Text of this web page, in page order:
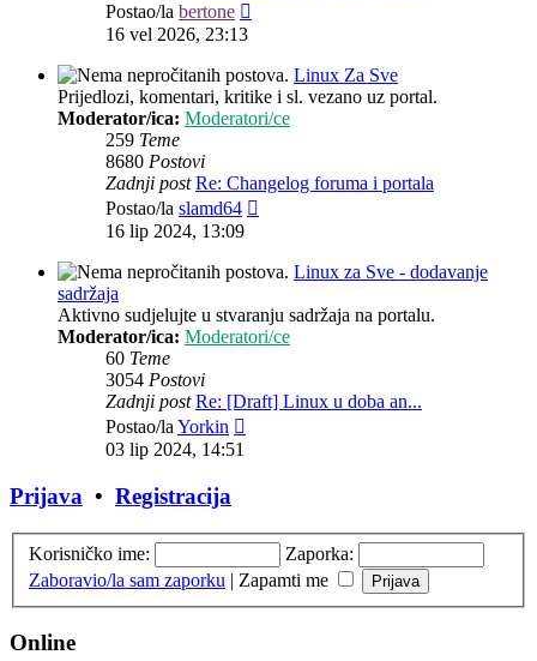
Postao/la bertone
16 vel 2026, 23:13
Linux Za Sve
Prijedlozi, komentari, kritike i sl. vezano uz portal.
Moderator/ica: Moderatori/ce
259 Teme
8680 Postovi
Zadnji post Re: Changelog foruma i portala
Postao/la slamd64
16 lip 2024, 13:09
Linux za Sve - dodavanje
sadržaja
Aktivno sudjelujte u stvaranju sadržaja na portalu.
Moderator/ica: Moderatori/ce
60 Teme
3054 Postovi
Zadnji post Re: [Draft] Linux u doba an...
Postao/laYorkin
03 lip 2024, 14:51
Prijava • Registracija
Korisničko ime:
Zaporka:
Zaboravio/la sam zaporku | Zapamti me
Online